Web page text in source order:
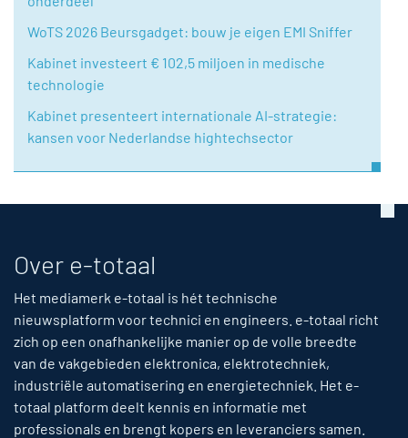
WoTS 2026 Beursgadget: bouw je eigen EMI Sniffer
Kabinet investeert € 102,5 miljoen in medische
technologie
Kabinet presenteert internationale AI-strategie:
kansen voor Nederlandse hightechsector
Over e-totaal
Het mediamerk e-totaal is hét technische
nieuwsplatform voor technici en engineers. e-totaal richt
zich op een onafhankelijke manier op de volle breedte
van de vakgebieden elektronica, elektrotechniek,
industriële automatisering en energietechniek. Het e-
totaal platform deelt kennis en informatie met
professionals en brengt kopers en leveranciers samen.